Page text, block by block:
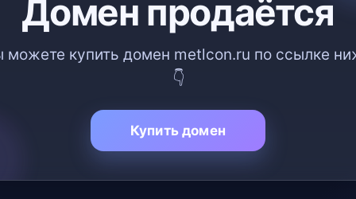
Домен продаётся
можете купить домен metlcon.ru по ссылке
👇
Купить домен